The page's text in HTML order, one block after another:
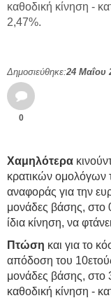
καθοδική κίνηση -
2,47%.
Δημοσιεύθηκε:24 Μαΐου
0
Χαμηλότερα
κρατικών ομολόγων
αναφοράς για την
μονάδες βάσης, στο
ίδια κίνηση, να
Πτώση και για το
απόδοση του
μονάδες βάσης, στο
καθοδική κίνηση -